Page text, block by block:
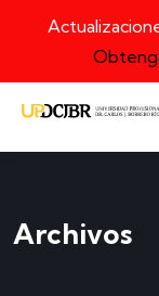
Archivos